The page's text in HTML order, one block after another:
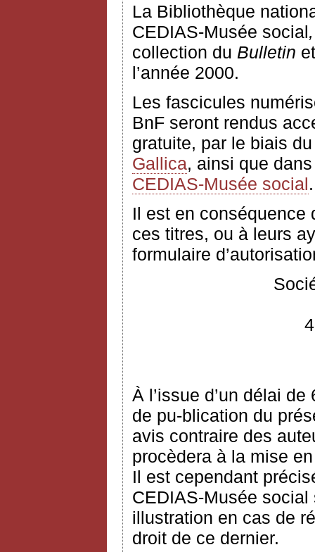
La Bibliothèque
CEDIAS-Musée social,
collection du Bulletin
l’année 2000.
Les fascicules
BnF seront rendus
gratuite, par le biais
Gallica, ainsi que
CEDIAS-Musée social.
Il est en conséquence
ces titres, ou à leurs
formulaire
À l’issue d’un délai
de pu-blication du
avis contraire des
procèdera à la mise
Il est cependant
CEDIAS-Musée social
illustration en cas de
droit de ce dernier.